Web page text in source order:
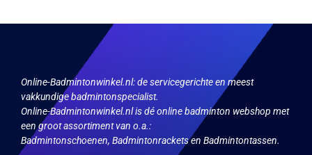
Online-Badmintonwinkel.nl:de servicegerichte en meest
vakkundige badmintonspecialist.
Online-Badmintonwinkel.nl is dé online badminton webshop met
een groot assortiment van o.a.:
Badmintonschoenen, Badmintonrackets en Badmintontassen.